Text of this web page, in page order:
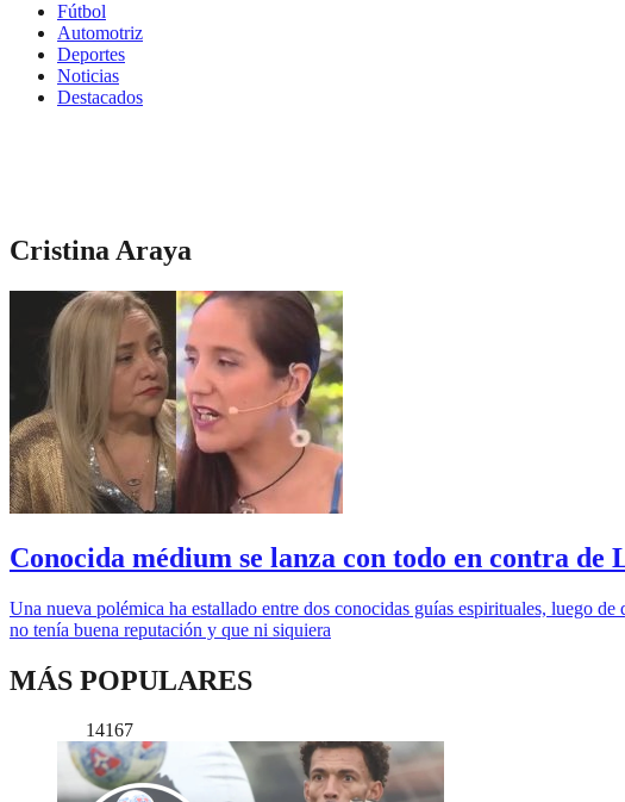
Fútbol
Automotriz
Deportes
Noticias
Destacados
Cristina Araya
Conocida médium se lanza con todo en contra
Una nueva polémica ha estallado entre dos conocidas guías espirituales, luego
no tenía buena reputación y que ni siquiera
MÁS POPULARES
14167